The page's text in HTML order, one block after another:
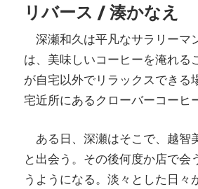
リバース / 湊かなえ
深瀬和久は平凡なサラリーマ
は、美味しいコーヒーを淹れる
が自宅以外でリラックスできる
宅近所にあるクローバーコーヒ
ある日、深瀬はそこで、越智
と出会う。その後何度か店で会
うようになる。淡々とした日々